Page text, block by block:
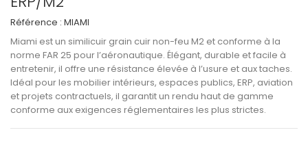
Référence : MIAMI
Miami est un similicuir grain cuir non-feu M2 et conforme à la
norme FAR 25 pour l’aéronautique. Élégant, durable et facile à
entretenir, il offre une résistance élevée à l’usure et aux taches.
Idéal pour les mobilier intérieurs, espaces publics, ERP, aviation
et projets contractuels, il garantit un rendu haut de gamme
conforme aux exigences réglementaires les plus strictes.